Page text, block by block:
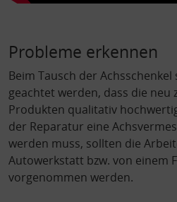
Probleme erkennen
Beim Tausch der
geachtet werden, dass die neu
Produkten qualitativ
der Reparatur eine
werden muss, sollten die
Autowerkstatt bzw. von einem
vorgenommen werden.